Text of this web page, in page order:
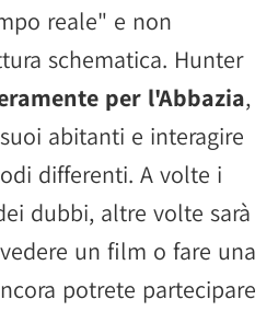
reale" e non
schematica. Hunter
per l'Abbazia,
abitanti e interagire
differenti. A volte i
dubbi, altre volte sarà
un film o fare una
potrete partecipare